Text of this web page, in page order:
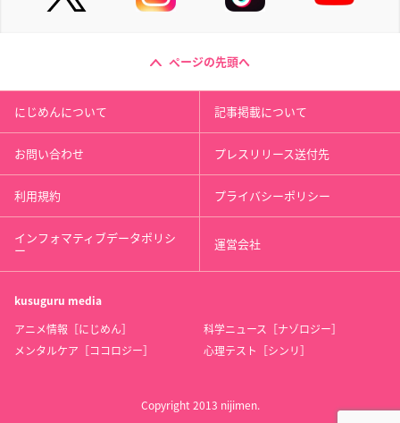
ページの先頭へ
にじめんについて 記事掲載について
お問い合わせ プレスリリース送付先
利用規約 プライバシーポリシー
インフォマティブデータポリシ
ー 運営会社
kusuguru media
アニメ情報［にじめん］
科学ニュース［ナゾロジー］
メンタルケア［ココロジー］
心理テスト［シンリ］
Copyright 2013 nijimen.